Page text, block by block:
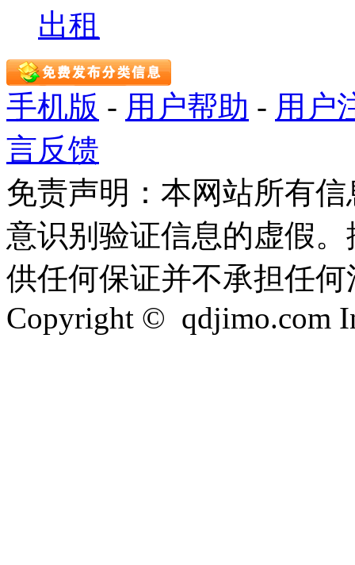
出租
手机版 - 用户帮助 - 用户
言反馈
免责声明：本网站所有
意识别验证信息的虚假
供任何保证并不承担任
Copyright © qdjimo.com